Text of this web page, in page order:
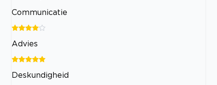
Communicatie
Advies
Deskundigheid